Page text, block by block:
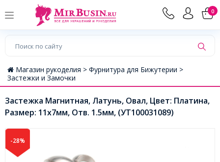
0
Магазин рукоделия > Фурнитура для Бижутерии >
Застежки и Замочки
Застежка Магнитная, Латунь, Овал, Цвет: Платина,
Размер: 11x7мм, Отв. 1.5мм, (УТ100031089)
-28%